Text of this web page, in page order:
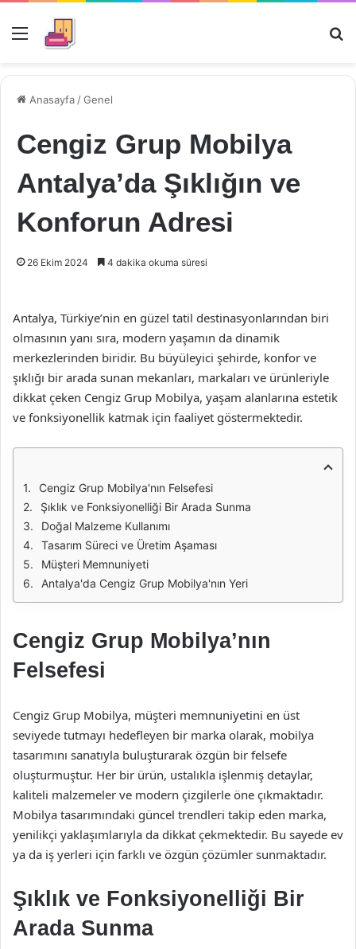
Menü
Anasayfa /Genel
Cengiz Grup Mobilya
Antalya’da Şıklığın ve
Konforun Adresi
26 Ekim 2024 4 dakika okuma süresi
Antalya, Türkiye’nin en güzel tatil destinasyonlarından biri
olmasının yanı sıra, modern yaşamın da dinamik
merkezlerinden biridir. Bu büyüleyici şehirde, konfor ve
şıklığı bir arada sunan mekanları, markaları ve ürünleriyle
dikkat çeken Cengiz Grup Mobilya, yaşam alanlarına estetik
ve fonksiyonellik katmak için faaliyet göstermektedir.
Cengiz Grup Mobilya'nın Felsefesi
Şıklık ve Fonksiyonelliği Bir Arada Sunma
Doğal Malzeme Kullanımı
Tasarım Süreci ve Üretim Aşaması
Müşteri Memnuniyeti
Antalya'da Cengiz Grup Mobilya'nın Yeri
Cengiz Grup Mobilya’nın
Felsefesi
Cengiz Grup Mobilya, müşteri memnuniyetini en üst
seviyede tutmayı hedefleyen bir marka olarak, mobilya
tasarımını sanatıyla buluşturarak özgün bir felsefe
oluşturmuştur. Her bir ürün, ustalıkla işlenmiş detaylar,
kaliteli malzemeler ve modern çizgilerle öne çıkmaktadır.
Mobilya tasarımındaki güncel trendleri takip eden marka,
yenilikçi yaklaşımlarıyla da dikkat çekmektedir. Bu sayede ev
ya da iş yerleri için farklı ve özgün çözümler sunmaktadır.
Şıklık ve Fonksiyonelliği Bir
Arada Sunma